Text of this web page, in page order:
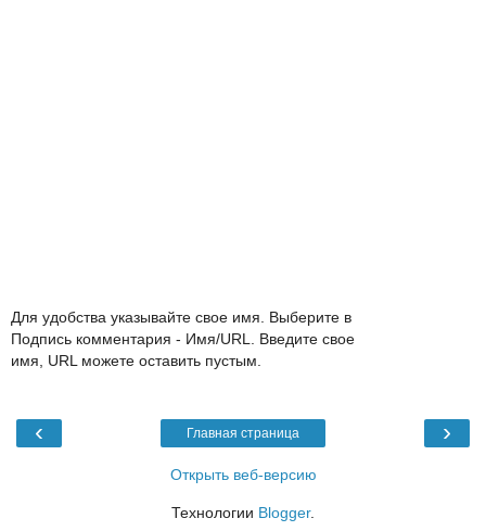
Для удобства указывайте свое имя. Выберите в
Подпись комментария - Имя/URL. Введите свое
имя, URL можете оставить пустым.
‹ ›
Главная страница
Открыть веб-версию
Технологии Blogger.